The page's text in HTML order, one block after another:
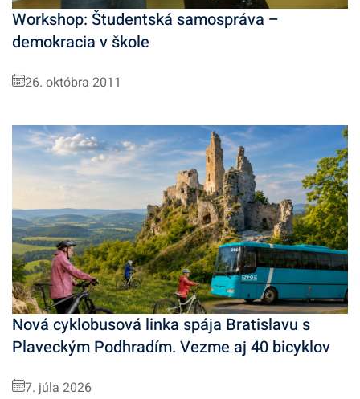
Workshop: Študentská samospráva –
demokracia v škole
26. októbra 2011
Nová cyklobusová linka spája Bratislavu s
Plaveckým Podhradím. Vezme aj 40 bicyklov
7. júla 2026